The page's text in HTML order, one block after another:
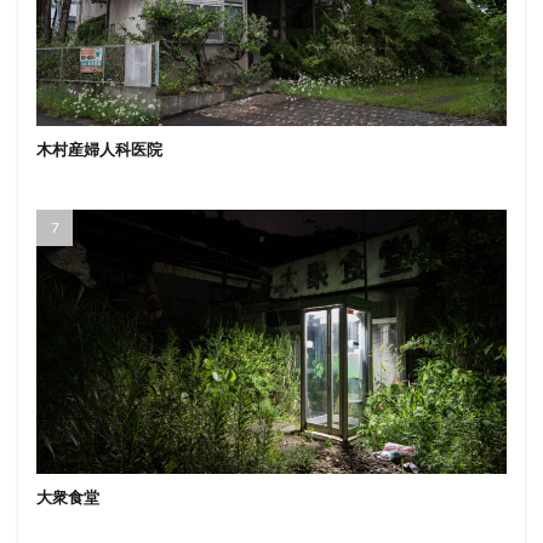
木村産婦人科医院
大衆食堂